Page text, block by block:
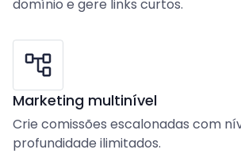
domínio e gere links curtos.
Marketing multinível
Crie comissões escalonadas com
profundidade ilimitados.